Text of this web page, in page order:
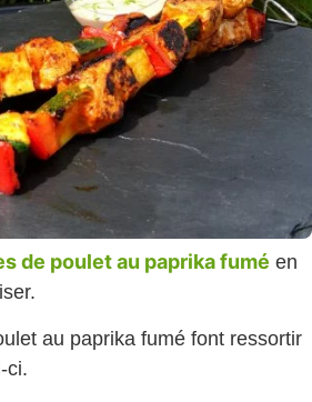
de poulet au paprika fumé en
au paprika fumé font ressortir
ci.